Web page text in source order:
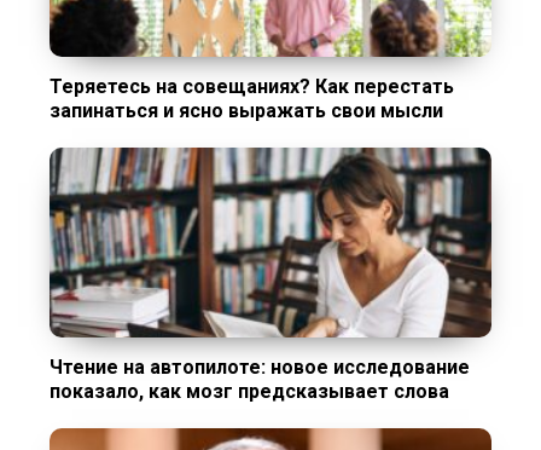
Теряетесь на совещаниях? Как перестать
запинаться и ясно выражать свои мысли
Чтение на автопилоте: новое исследование
показало, как мозг предсказывает слова